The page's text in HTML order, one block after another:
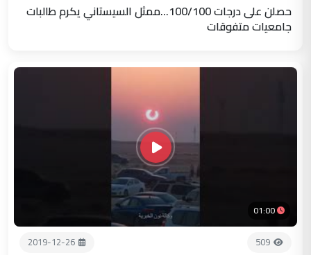
حصلن على درجات 100/100...ممثل السيستاني يكرم طالبات
جامعيات متفوقات
01:00
509
2019-12-26